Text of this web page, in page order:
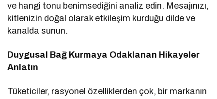
ve hangi tonu benimsediğini analiz edin. Mesajınızı,
kitlenizin doğal olarak etkileşim kurduğu dilde ve
kanalda sunun.
Duygusal Bağ Kurmaya Odaklanan Hikayeler
Anlatın
Tüketiciler, rasyonel özelliklerden çok, bir markanın